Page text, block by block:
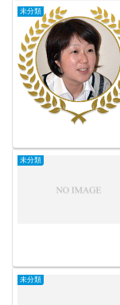
未分類
未分類
未分類